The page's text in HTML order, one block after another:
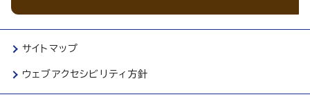
サイトマップ
ウェブアクセシビリティ方針